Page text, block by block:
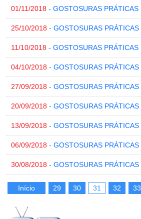
01/11/2018 - GOSTOSURAS PRÁTICAS
25/10/2018 - GOSTOSURAS PRÁTICAS
11/10/2018 - GOSTOSURAS PRÁTICAS
04/10/2018 - GOSTOSURAS PRÁTICAS
27/09/2018 - GOSTOSURAS PRÁTICAS
20/09/2018 - GOSTOSURAS PRÁTICAS
13/09/2018 - GOSTOSURAS PRÁTICAS
06/09/2018 - GOSTOSURAS PRÁTICAS
30/08/2018 - GOSTOSURAS PRÁTICAS
Início 29 30 31 32 33